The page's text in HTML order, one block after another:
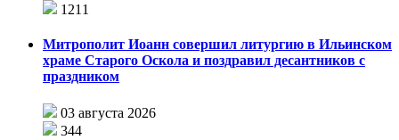
1211
Митрополит Иоанн совершил литургию в Ильинском
храме Старого Оскола и поздравил десантников с
праздником
03 августа 2026
344